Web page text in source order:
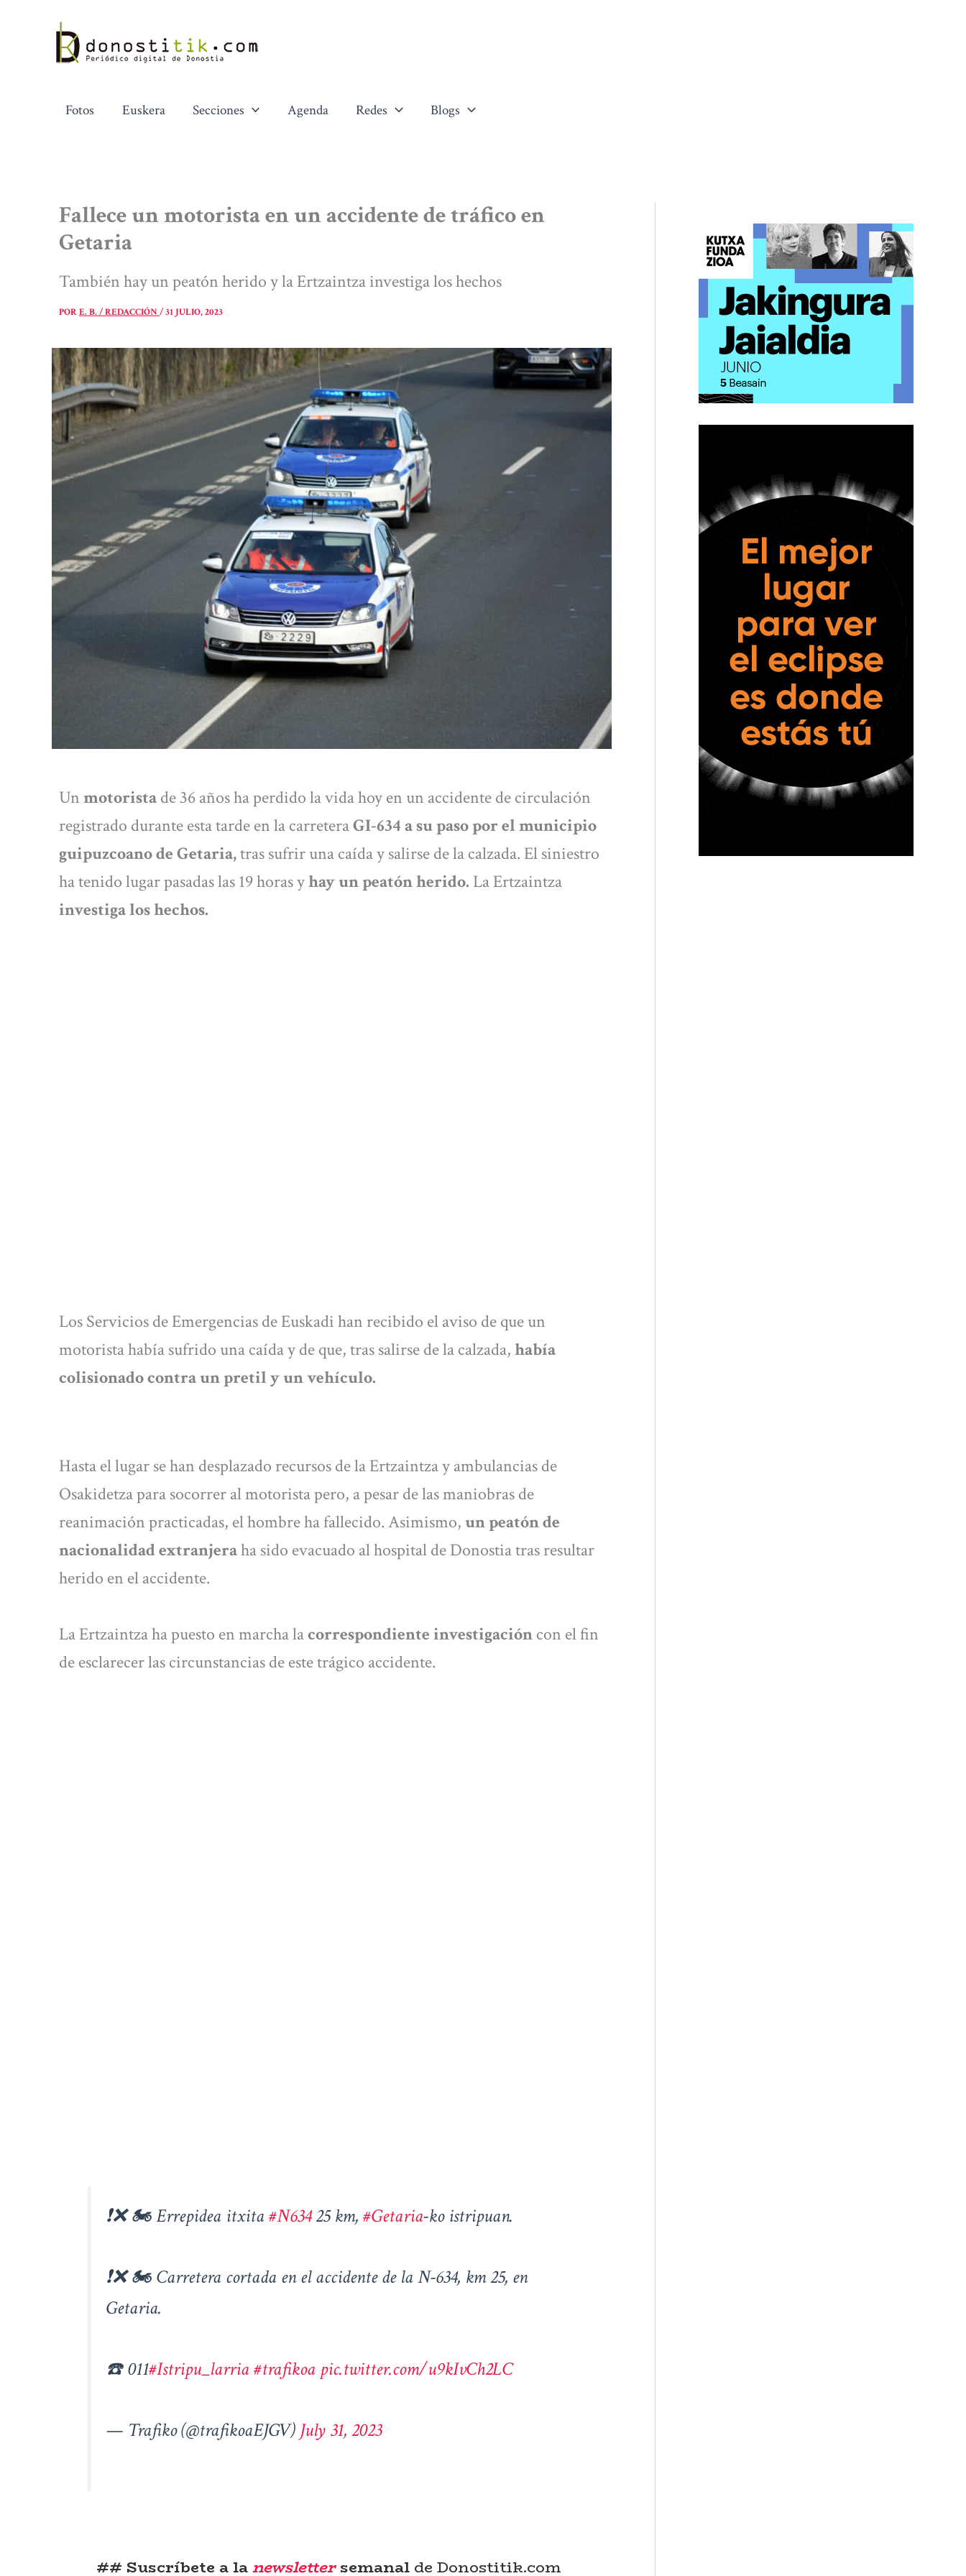
contenido
Fotos Euskera Secciones Agenda Redes Blogs
Fallece un motorista en un accidente de tráfico en
Getaria
También hay un peatón herido y la Ertzaintza investiga los hechos
PORE. B. / REDACCIÓN/31 JULIO, 2023
Unmotoristade 36 años ha perdido la vida hoy en un accidente de circulación
registrado durante esta tarde en la carreteraGI-634 a su paso por el municipio
guipuzcoano de Getaria,tras sufrir una caída y salirse de la calzada. El siniestro
ha tenido lugar pasadas las 19 horas yhay un peatón herido. La Ertzaintza
investiga los hechos.
Los Servicios de Emergencias de Euskadi han recibido el aviso de que un
motorista había sufrido una caída y de que, tras salirse de la calzada,había
colisionado contra un pretil y un vehículo.
Hasta el lugar se han desplazado recursos de la Ertzaintza y ambulancias de
Osakidetza para socorrer al motorista pero, a pesar de las maniobras de
reanimación practicadas, el hombre ha fallecido. Asimismo, un peatón de
nacionalidad extranjeraha sido evacuado al hospital de Donostia tras resultar
herido en el accidente.
La Ertzaintza ha puesto en marcha lacorrespondiente investigacióncon el fin
de esclarecer las circunstancias de este trágico accidente.
❗️❌ 🏍️ Errepidea itxita#N63425 km, #Getaria-ko istripuan.
❗️❌ 🏍️ Carretera cortada en el accidente de la N-634, km 25, en
Getaria.
☎️ 011#Istripu_larria#trafikoa pic.twitter.com/u9kIvCh2LC
— Trafiko (@trafikoaEJGV) July 31, 2023
## Suscríbete a lanewslettersemanal de Donostitik.com